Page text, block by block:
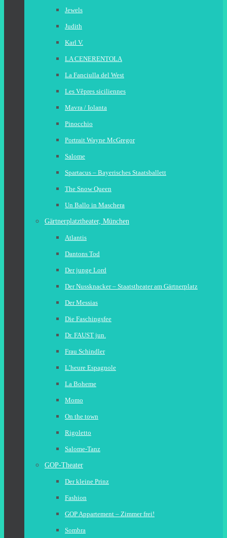
Jewels
Judith
Karl V.
LA CENERENTOLA
La Fanciulla del West
Les Vêpres siciliennes
Mavra / Iolanta
Pinocchio
Portrait Wayne McGregor
Salome
Spartacus – Bayerisches Staatsballett
The Snow Queen
Un Ballo in Maschera
Gärtnerplatztheater, München
Atlantis
Dantons Tod
Der junge Lord
Der Nussknacker – Staatstheater am Gärtnerplatz
Der Messias
Die Faschingsfee
Dr. FAUST jun.
Frau Schindler
L’heure Espagnole
La Boheme
Momo
On the town
Rigoletto
Salome-Tanz
GOP-Theater
Der kleine Prinz
Fashion
GOP Appartement – Zimmer frei!
Sombra